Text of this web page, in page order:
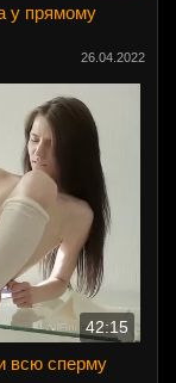
у прямому
26.04.2022
42:15
всю сперму